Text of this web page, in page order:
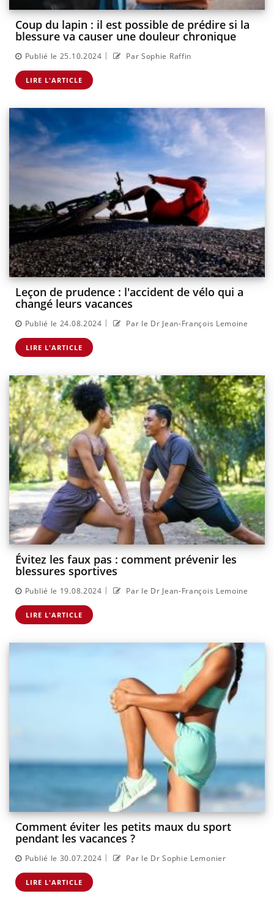
Coup du lapin : il est possible de prédire si la
blessure va causer une douleur chronique
Publié le 25.10.2024 | Par Sophie Raffin
LIRE L'ARTICLE
Leçon de prudence : l'accident de vélo qui a
changé leurs vacances
Publié le 24.08.2024 | Par le Dr Jean-François Lemoine
LIRE L'ARTICLE
Évitez les faux pas : comment prévenir les
blessures sportives
Publié le 19.08.2024 | Par le Dr Jean-François Lemoine
LIRE L'ARTICLE
Comment éviter les petits maux du sport
pendant les vacances ?
Publié le 30.07.2024 | Par le Dr Sophie Lemonier
LIRE L'ARTICLE